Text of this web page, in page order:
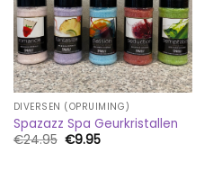
DIVERSEN (OPRUIMING)
Spazazz Spa Geurkristallen
€24.95 Oorspronkelijke
€9.95Huidige